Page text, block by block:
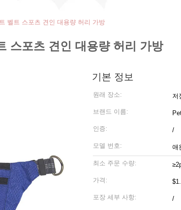
벨트 스포츠 견인 대용량 허리 가방
스포츠 견인 대용량 허리 가방
기본 정보
원래 장소: 저
브랜드 이름:
인증: /
모델 번호: 애
최소 주문 수량:
가격:
포장 세부 사항: /